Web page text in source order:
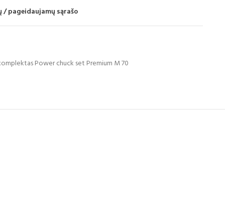
pageidaujamų sąrašo
Power chuck set Premium M 70